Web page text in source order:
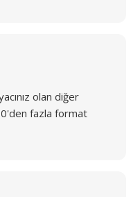
olan diğer
fazla format